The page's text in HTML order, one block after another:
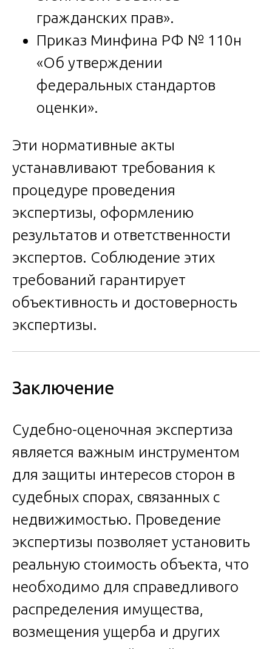
гражданских прав».
Приказ Минфина РФ № 110н
«Об утверждении
федеральных стандартов
оценки».
Эти нормативные акты
устанавливают требования к
процедуре проведения
экспертизы, оформлению
результатов и ответственности
экспертов. Соблюдение этих
требований гарантирует
объективность и достоверность
экспертизы.
Заключение
Судебно-оценочная экспертиза
является важным инструментом
для защиты интересов сторон в
судебных спорах, связанных с
недвижимостью. Проведение
экспертизы позволяет установить
реальную стоимость объекта, что
необходимо для справедливого
распределения имущества,
возмещения ущерба и других